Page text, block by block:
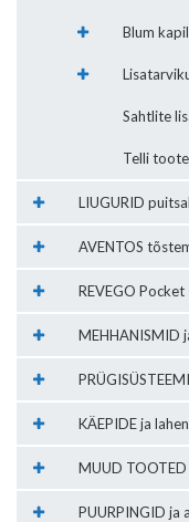
Blum
Sahtlite
Telli
LIUGURID
AVENTOS
REVEGO
MEHHANISMID
KÄEPIDE ja
MUUD TOOTED
PUURPINGID ja